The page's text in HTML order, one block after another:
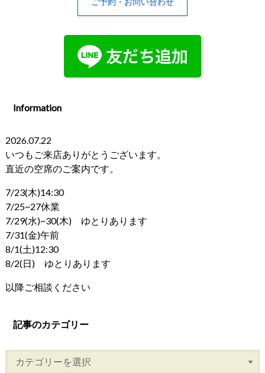
Information
2026.07.22
いつもご来店ありがとうございます。
直近の空席のご案内です。
7/23(木)14:30
7/25~27休業
7/29(水)~30(木) ゆとりあります
7/31(金)午前
8/1(土)12:30
8/2(日) ゆとりあります
以降ご相談ください
記事のカテゴリー